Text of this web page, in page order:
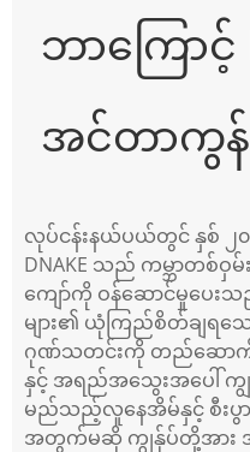
ဘာကြောင့်
အင်တာကွန်
လုပ်ငန်းနယ်ပယ်တွင် နှစ် ၂
DNAKE သည် ကမ္ဘာတစ်ဝှမ်
ကျော်ကို ဝန်ဆောင်မှုပေးသ
များ၏ ယုံကြည်စိတ်ချရသေ
ဂုဏ်သတင်းကို တည်ဆောက်
နှင့် အရည်အသွေးအပေါ်
မည်သည့်လူနေအိမ်နှင့် စီးပွာ
အတွက်မဆို ကျွန်ုပ်တို့အား အ